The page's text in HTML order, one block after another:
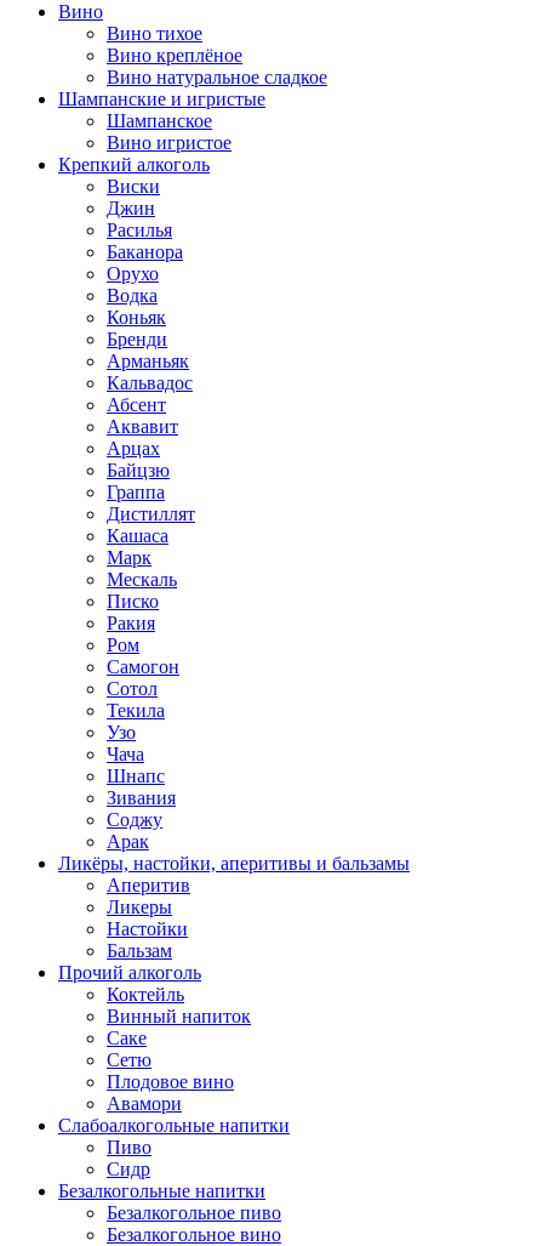
Вино
Вино тихое
Вино креплёное
Вино натуральное сладкое
Шампанские и игристые
Шампанское
Вино игристое
Крепкий алкоголь
Виски
Джин
Расилья
Баканора
Орухо
Водка
Коньяк
Бренди
Арманьяк
Кальвадос
Абсент
Аквавит
Арцах
Байцзю
Граппа
Дистиллят
Кашаса
Марк
Мескаль
Писко
Ракия
Ром
Самогон
Сотол
Текила
Узо
Чача
Шнапс
Зивания
Соджу
Арак
Ликёры, настойки, аперитивы и бальзамы
Аперитив
Ликеры
Настойки
Бальзам
Прочий алкоголь
Коктейль
Винный напиток
Саке
Сетю
Плодовое вино
Авамори
Слабоалкогольные напитки
Пиво
Сидр
Безалкогольные напитки
Безалкогольное пиво
Безалкогольное вино